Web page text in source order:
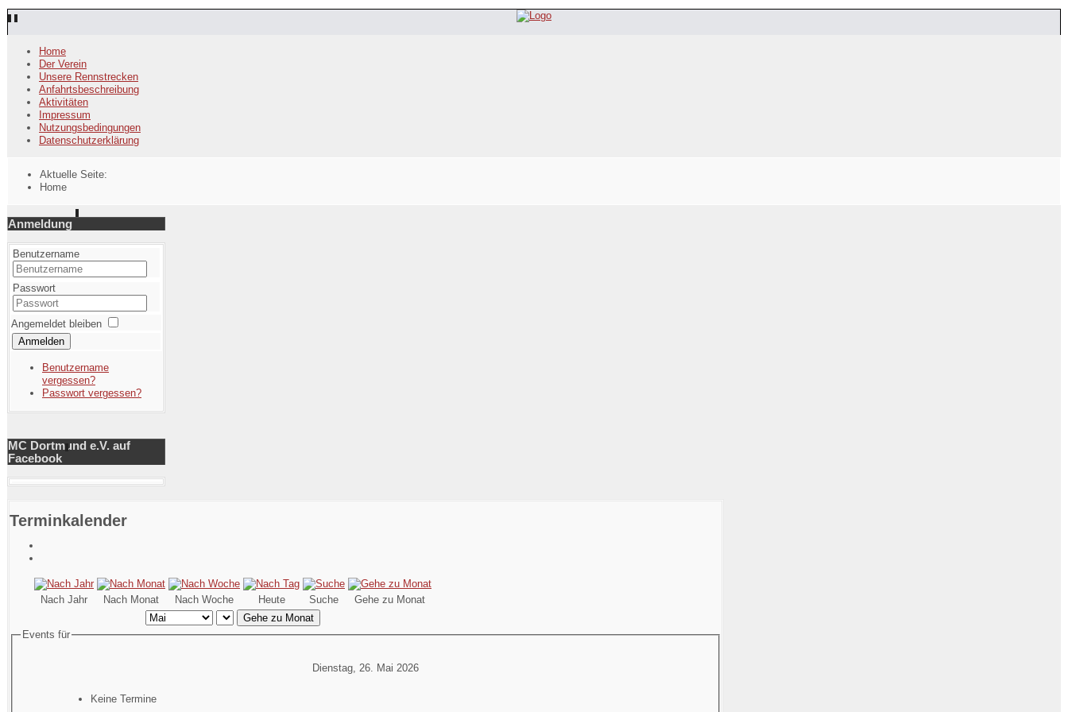
Home
Der Verein
Unsere Rennstrecken
Anfahrtsbeschreibung
Aktivitäten
Impressum
Nutzungsbedingungen
Datenschutzerklärung
Aktuelle Seite:
Home
Anmeldung
Benutzername
Passwort
Angemeldet bleiben
Anmelden
Benutzername
vergessen?
Passwort vergessen?
MC Dortmund e.V. auf
Facebook
Terminkalender
Nach Jahr Nach Monat Nach Woche Heute Suche
Gehe zu Monat
Gehe zu Monat
Events für
Dienstag, 26. Mai 2026
Keine Termine